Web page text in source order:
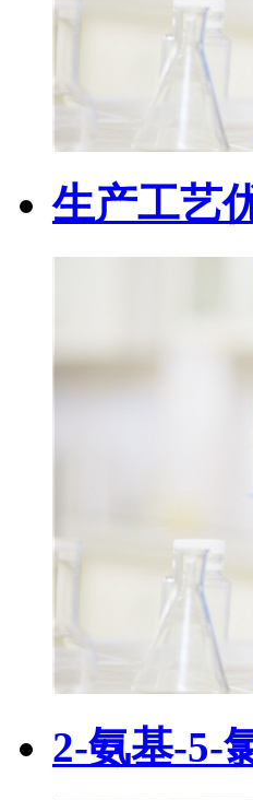
生产工艺
2-氨基-5-